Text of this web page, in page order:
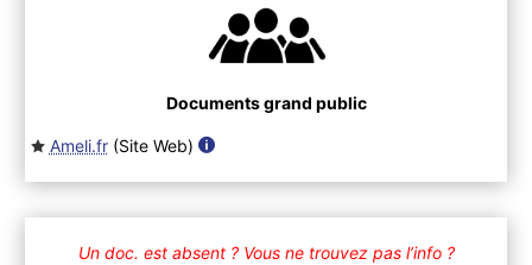
Documents grand public
Ameli.fr(Site Web)
Un doc. est absent ? Vous ne trouvez pas l’info ?